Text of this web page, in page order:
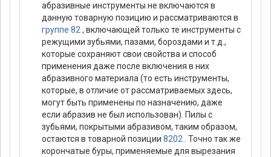
абразивные инструменты не включаются в
данную товарную позицию и рассматриваются в
группе 82 , включающей только те инструменты с
режущими зубьями, пазами, бороздами и т.д.,
которые сохраняют свои свойства и способ
применения даже после включения в них
абразивного материала (то есть инструменты,
которые, в отличие от рассматриваемых здесь,
могут быть применены по назначению, даже
если абразив не был использован). Пилы с
зубьями, покрытыми абразивом, таким образом,
остаются в товарной позиции 8202 . Точно так же
корончатые буры, применяемые для вырезания